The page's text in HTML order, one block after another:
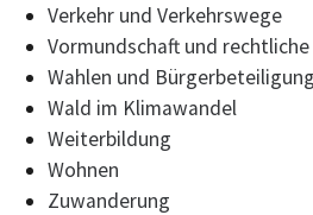
Verkehr und Verkehrswege
Vormundschaft und
Wahlen und Bürgerbeteiligung
Wald im Klimawandel
Weiterbildung
Wohnen
Zuwanderung